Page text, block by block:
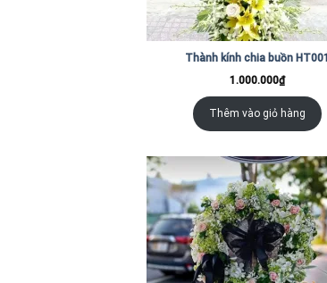
Thành kính chia buồn HT001
1.000.000₫
Thêm vào giỏ hàng